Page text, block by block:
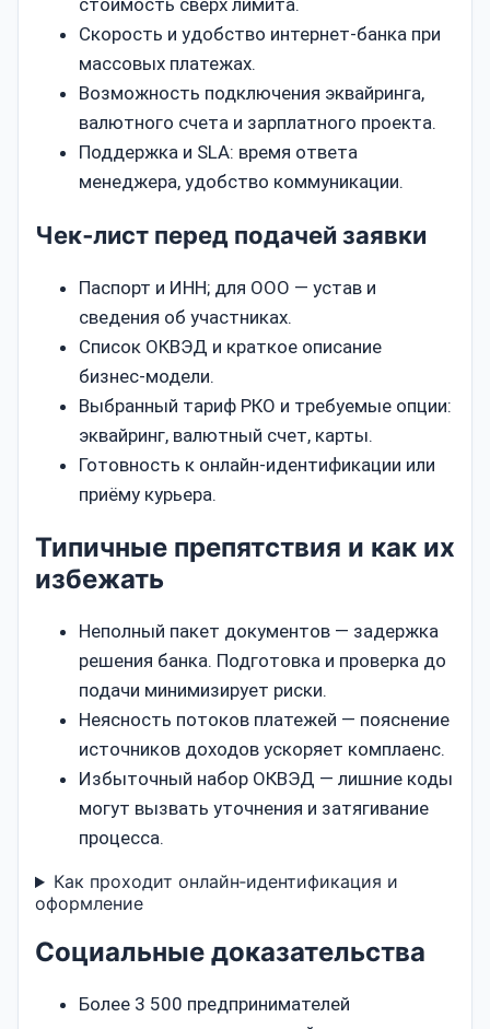
стоимость сверх лимита.
Скорость и удобство интернет‑банка при
массовых платежах.
Возможность подключения эквайринга,
валютного счета и зарплатного проекта.
Поддержка и SLA: время ответа
менеджера, удобство коммуникации.
Чек‑лист перед подачей заявки
Паспорт и ИНН; для ООО — устав и
сведения об участниках.
Список ОКВЭД и краткое описание
бизнес‑модели.
Выбранный тариф РКО и требуемые опции:
эквайринг, валютный счет, карты.
Готовность к онлайн‑идентификации или
приёму курьера.
Типичные препятствия и как их
избежать
Неполный пакет документов — задержка
решения банка. Подготовка и проверка до
подачи минимизирует риски.
Неясность потоков платежей — пояснение
источников доходов ускоряет комплаенс.
Избыточный набор ОКВЭД — лишние коды
могут вызвать уточнения и затягивание
процесса.
Как проходит онлайн‑идентификация и
оформление
Социальные доказательства
Более 3 500 предпринимателей